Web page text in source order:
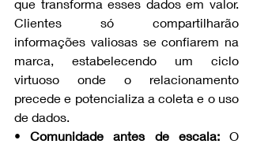
que transforma esses dados em valor.
Clientes só compartilharão
informações valiosas se confiarem na
marca, estabelecendo um ciclo
virtuoso onde o relacionamento
precede e potencializa a coleta e o uso
de dados.
• Comunidade antes de escala: O